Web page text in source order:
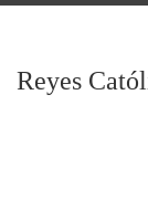
Reyes